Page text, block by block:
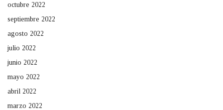
octubre 2022
septiembre 2022
agosto 2022
julio 2022
junio 2022
mayo 2022
abril 2022
marzo 2022